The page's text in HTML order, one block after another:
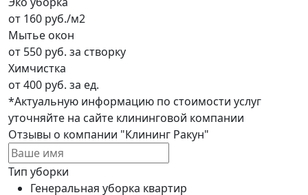
от 160 руб./м2
Мытье окон
от 550 руб. за створку
Химчистка
от 400 руб. за ед.
*Актуальную информацию по стоимости услуг
уточняйте на сайте клининговой компании
Отзывы о компании "Клининг Ракун"
Тип уборки
Генеральная уборка квартир